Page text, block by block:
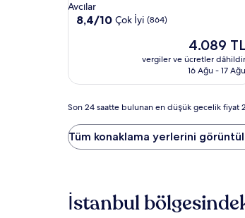
Avcilar
yıldızlı
konaklama
Avcılar
10
(864)
8,4/10 Çok İyi (864)
Güncel
fiyat:
4.089 TL
4.089 TL
vergiler ve ücretler dâhildir
16 Ağu - 17 Ağu
Son
saatte
bulunan
fiyat
2
Son 24 saatte bulunan en düşük gecelik fiyat
Tüm konaklama yerlerini
İstanbul